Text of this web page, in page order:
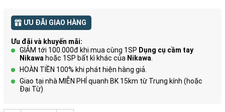
ƯU ĐÃI GIAO HÀNG
Ưu đãi và khuyến mãi:
GIẢM tới 100.000đ khi mua cùng 1SP Dụng cụ cầm tay
Nikawa hoặc 1SP bất kì khác của Nikawa
HOÀN TIỀN 100% khi phát hiện hàng giả.
Giao tại nhà MIỄN PHÍ quanh BK 15km từ Trung kính (hoặc
Đại Từ)